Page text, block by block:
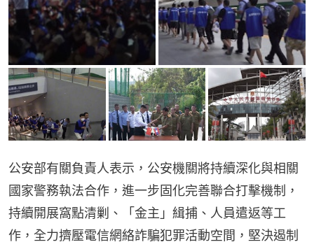
公安部有關負責人表示，公安機關將持續深化與相關
國家警務執法合作，進一步固化完善聯合打擊機制，
持續開展窩點清剿、「金主」緝捕、人員遣返等工
作，全力擠壓電信網絡詐騙犯罪活動空間，堅決遏制